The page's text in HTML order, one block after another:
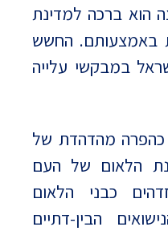
הוא ברכה למדינת
באמצעותם. החשש
במבקשי עלייה
כהפרה מהדהדת של
הלאום של העם
כבני הלאום
הבין-דתיים